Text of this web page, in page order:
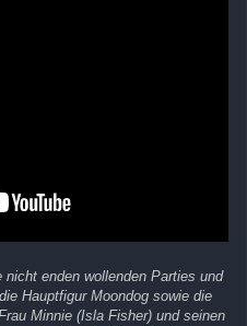
enden wollenden Parties und
Hauptfigur Moondog sowie die
Minnie (Isla Fisher) und seinen